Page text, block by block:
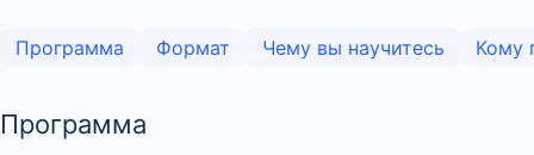
Программа Формат Чему вы научитесь Кому
Программа